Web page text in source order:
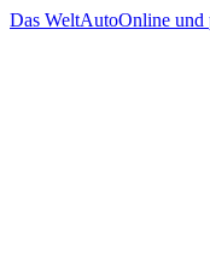
Das WeltAutoOnline und